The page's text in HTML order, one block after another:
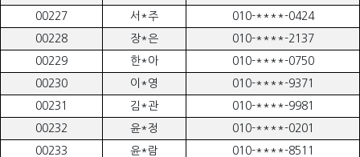
00227
서*주
010-****-0424
00228
장*은
010-****-2137
00229
한*아
010-****-0750
00230
이*영
010-****-9371
00231
김*관
010-****-9981
00232
윤*정
010-****-0201
00233
윤*람
010-****-8511